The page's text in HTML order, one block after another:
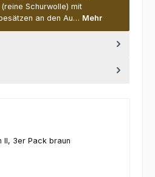
Schurwolle) mit
an den Au… Mehr